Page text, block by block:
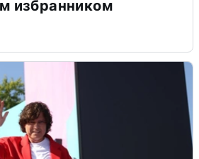
избранником